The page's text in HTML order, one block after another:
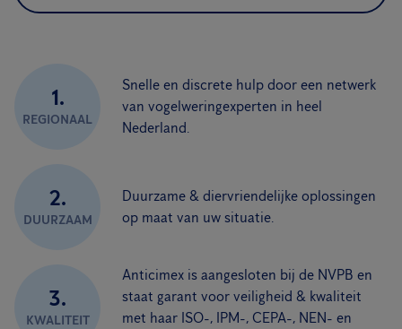
1.
REGIONAAL
Snelle en discrete hulp door een netwerk
van vogelweringexperten in heel
Nederland.
2.
DUURZAAM
Duurzame & diervriendelijke oplossingen
op maat van uw situatie.
3.
KWALITEIT
Anticimex is aangesloten bij de NVPB en
staat garant voor veiligheid & kwaliteit
met haar ISO-, IPM-, CEPA-, NEN- en